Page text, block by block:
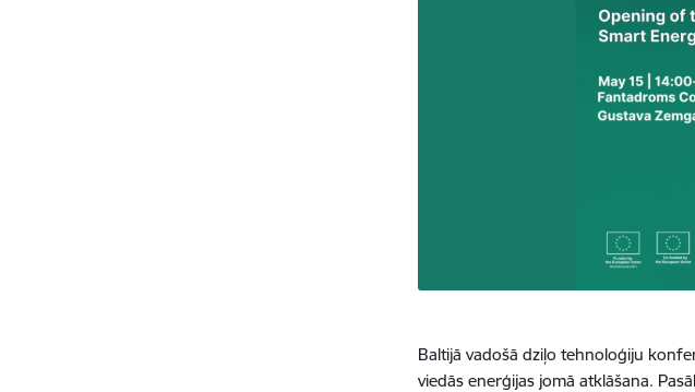
Baltijā vadošā dziļo tehnoloģiju
viedās enerģijas jomā atklāšana.